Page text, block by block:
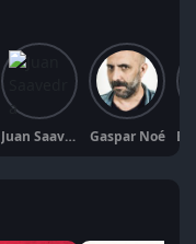
Juan Saavedra Gaspar Noé